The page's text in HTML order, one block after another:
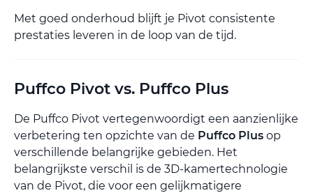
Met goed onderhoud blijft je Pivot consistente
prestaties leveren in de loop van de tijd.
Puffco Pivot vs. Puffco Plus
De Puffco Pivot vertegenwoordigt een aanzienlijke
verbetering ten opzichte van de Puffco Plus op
verschillende belangrijke gebieden. Het
belangrijkste verschil is de 3D-kamertechnologie
van de Pivot, die voor een gelijkmatigere